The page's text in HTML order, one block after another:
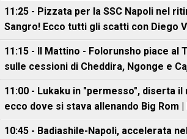
11:25 - Pizzata per la SSC Napoli nel
Sangro! Ecco tutti gli scatti con Diego
11:15 - Il Mattino - Folorunsho piace al
sulle cessioni di Cheddira, Ngonge e
11:00 - Lukaku in "permesso", diserta
ecco dove si stava allenando Big Rom |
10:45 - Badiashile-Napoli, accelerata